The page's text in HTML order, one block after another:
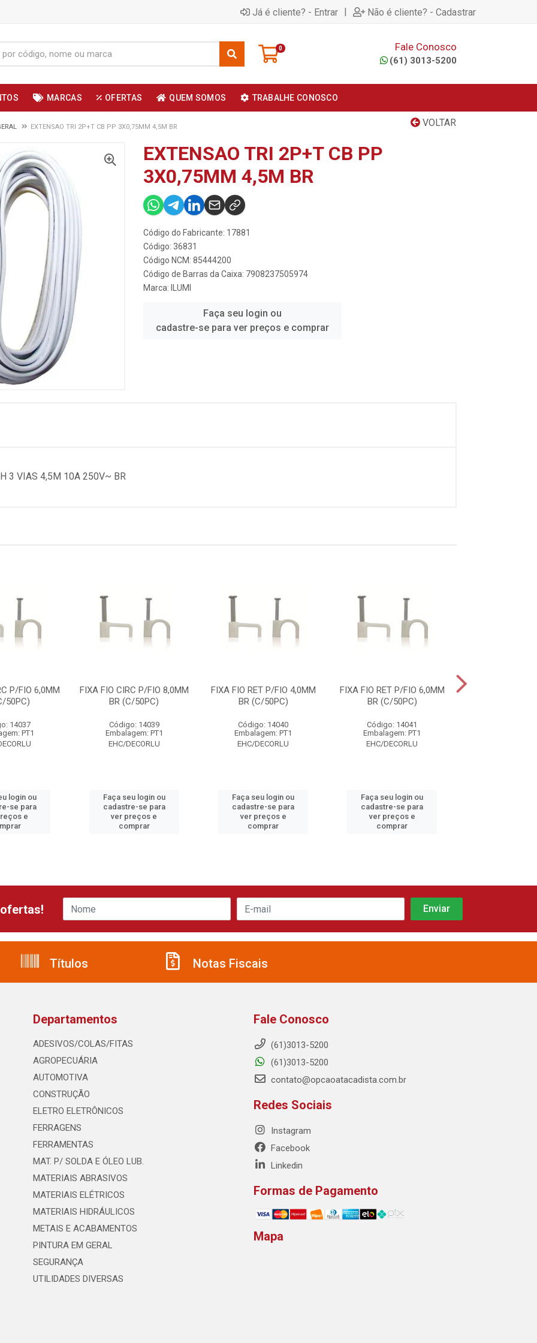
Já é cliente? - Entrar | Não é cliente? - Cadastrar
0 Fale Conosco
(61) 3013-5200
MARCAS OFERTAS QUEM SOMOS TRABALHE CONOSCO
VOLTAR
EXTENSAO TRI 2P+T CB PP 3X0,75MM 4,5M BR
EXTENSAO TRI 2P+T CB PP
3X0,75MM 4,5M BR
Código do Fabricante: 17881
Código: 36831
Código NCM: 85444200
Código de Barras da Caixa: 7908237505974
Marca:
ILUMI
Faça seu login ou
cadastre-se para ver preços e comprar
3 VIAS 4,5M 10A 250V~ BR
P/FIO 6,0MM
50PC)
14037
PT1
login ou
se para
e
FIXA FIO CIRC P/FIO 8,0MM
BR (C/50PC)
Código: 14039
Embalagem: PT1
EHC/DECORLU
Faça seu login ou
cadastre-se para
ver preços e
comprar
FIXA FIO RET P/FIO 4,0MM
BR (C/50PC)
Código: 14040
Embalagem: PT1
EHC/DECORLU
Faça seu login ou
cadastre-se para
ver preços e
comprar
FIXA FIO RET P/FIO 6,0MM
BR (C/50PC)
Código: 14041
Embalagem: PT1
EHC/DECORLU
Faça seu login ou
cadastre-se para
ver preços e
comprar
Títulos Notas Fiscais
Departamentos
ADESIVOS/COLAS/FITAS
AGROPECUÁRIA
AUTOMOTIVA
CONSTRUÇÃO
ELETRO ELETRÔNICOS
FERRAGENS
FERRAMENTAS
MAT. P/ SOLDA E ÓLEO LUB.
MATERIAIS ABRASIVOS
MATERIAIS ELÉTRICOS
MATERIAIS HIDRÁULICOS
METAIS E ACABAMENTOS
PINTURA EM GERAL
SEGURANÇA
UTILIDADES DIVERSAS
Fale Conosco
(61)3013-5200
(61)3013-5200
contato@opcaoatacadista.com.br
Redes Sociais
Instagram
Facebook
Linkedin
Formas de Pagamento
Mapa